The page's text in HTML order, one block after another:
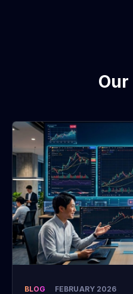
Our
BLOG FEBRUARY 2026